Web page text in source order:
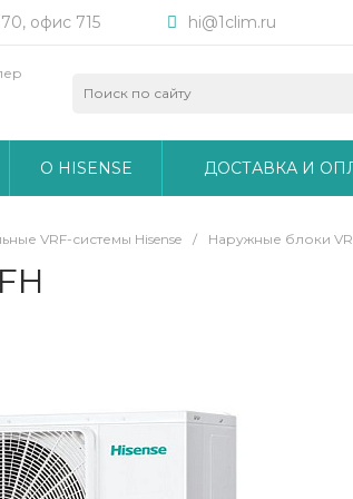
офис 715 hi@1clim.ru
О HISENSE ДОСТАВКА И
VRF-системы Hisense / Наружные блоки